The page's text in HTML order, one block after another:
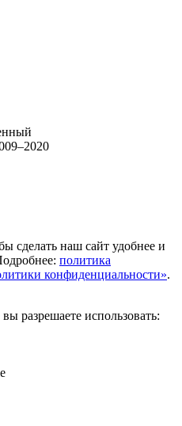
сделать наш сайт удобнее и
политика
конфиденциальности».
разрешаете использовать: